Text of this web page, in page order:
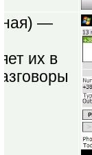
—
их в